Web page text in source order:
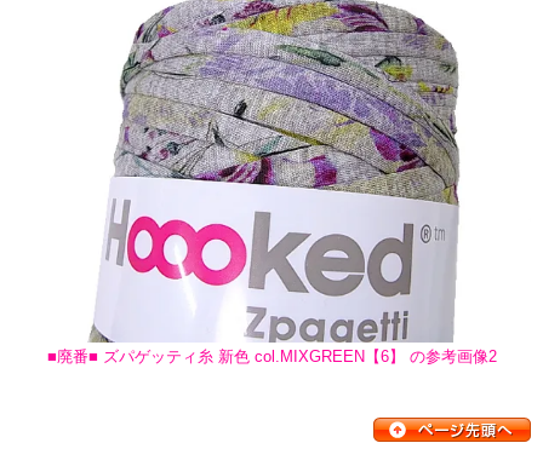
■廃番■ ズパゲッティ糸 新色 col.MIXGREEN【6】 の参考画像2